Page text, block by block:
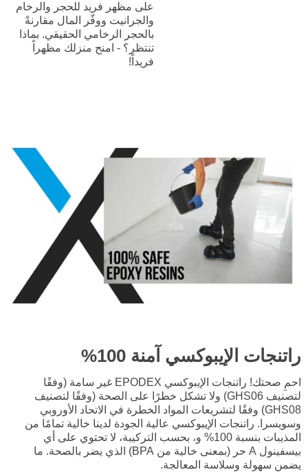
على مظهر فريد للحجر والرخام
والجرانيت ووفّر المال مقارنةً
بالحجر الرخامي الحقيقي. بماذا
تنتظر؟ - امنح منزلك مظهراً
فريداً!
راتنجات الإيبوكسي آمنة 100%
احمِ صحتك! راتنجات الإيبوكسي EPODEX غير سامة (وفقًا
لتصنيف GHS06) ولا تشكل خطرًا على الصحة (وفقًا لتصنيف
GHS08) وفقًا لتشريعات المواد الخطرة في الاتحاد الأوروبي
وسويسرا. راتنجات الإيبوكسي عالية الجودة لدينا خالية تمامًا من
المذيبات بنسبة 100% و، بحسب التركيبة، لا تحتوي على أي
بيسفينول A حر (بمعنى خالية من BPA) الذي يضر بالصحة. ما
يضمن سهولة وسلاسة المعالجة.